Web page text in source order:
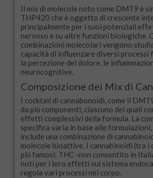
Il mix di molecole noto come DMT9 è
THP420 che è oggetto di crescente
principalmente per i suoi potenziali
nervoso e su altre funzioni biologiche.
combinazioni molecolari vengono
capacità di influenzare diversi processi
la percezione del dolore, le
neurocognitive.
Composizione dei Mix di
I cocktail di cannabonoidi, come il
da più componenti, ciascuno dei quali
effetti complessivi della formula. La
specifica varia in base alle
include una combinazione di
molecole bioattive. I cannabinoidi (tra i
più famosi: THC -non consentito in
noti per i loro effetti sul sistema
regola vari processi nel corpo.